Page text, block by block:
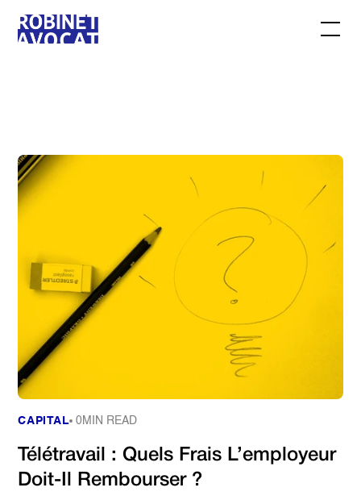
CAPITAL 0 MIN READ
Télétravail : Quels Frais L’employeur
Doit-Il Rembourser ?